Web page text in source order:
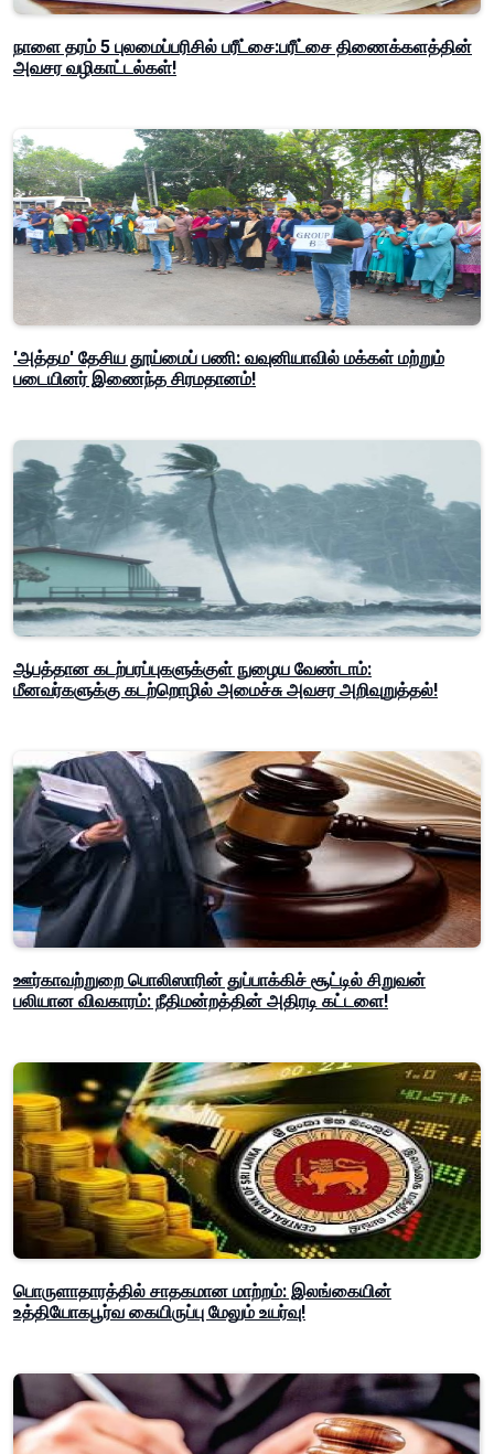
நாளை தரம் 5 புலமைப்பரிசில் பரீட்சை:பரீட்சை திணைக்களத்தின்
அவசர வழிகாட்டல்கள்!
'அத்தம' தேசிய தூய்மைப் பணி: வவுனியாவில் மக்கள் மற்றும்
படையினர் இணைந்த சிரமதானம்!
ஆபத்தான கடற்பரப்புகளுக்குள் நுழைய வேண்டாம்:
மீனவர்களுக்கு கடற்றொழில் அமைச்சு அவசர அறிவுறுத்தல்!
ஊர்காவற்றுறை பொலிஸாரின் துப்பாக்கிச் சூட்டில் சிறுவன்
பலியான விவகாரம்: நீதிமன்றத்தின் அதிரடி கட்டளை!
பொருளாதாரத்தில் சாதகமான மாற்றம்: இலங்கையின்
உத்தியோகபூர்வ கையிருப்பு மேலும் உயர்வு!